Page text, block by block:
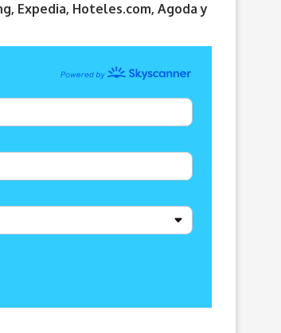
Expedia, Hoteles.com, Agoda y